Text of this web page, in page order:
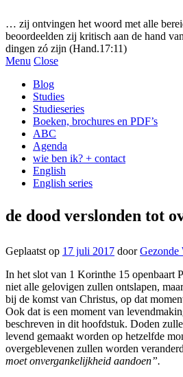
… zij ontvingen het woord met alle
beoordeelden zij kritisch aan de hand
dingen zó zijn (Hand.17:11)
Menu Close
Blog
Studies
Studieseries
Boeken, brochures en PDF’s
ABC
Agenda
wie ben ik? + contact
English
English series
de dood verslonden tot
Geplaatst op 17 juli 2017 doorGezonde
In het slot van 1 Korinthe 15 openbaart
niet alle gelovigen zullen ontslapen,
bij de komst van Christus, op dat
Ook dat is een moment van
beschreven in dit hoofdstuk. Doden
levend gemaakt worden op hetzelfde
overgeblevenen zullen worden
moet onvergankelijkheid aandoen”.